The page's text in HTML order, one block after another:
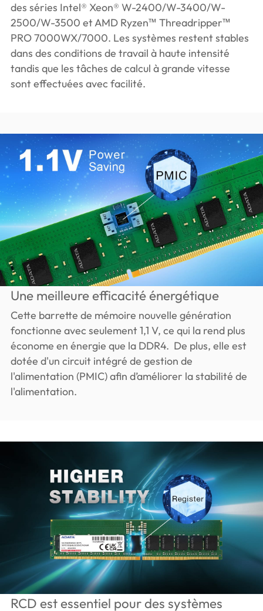
des séries Intel® Xeon® W-2400/W-3400/W-
2500/W-3500 et AMD Ryzen™ Threadripper™
PRO 7000WX/7000. Les systèmes restent stables
dans des conditions de travail à haute intensité
tandis que les tâches de calcul à grande vitesse
sont effectuées avec facilité.
Une meilleure efficacité énergétique
Cette barrette de mémoire nouvelle génération
fonctionne avec seulement 1,1 V, ce qui la rend plus
économe en énergie que la DDR4. De plus, elle est
dotée d'un circuit intégré de gestion de
l'alimentation (PMIC) afin d’améliorer la stabilité de
l'alimentation.
RCD est essentiel pour des systèmes